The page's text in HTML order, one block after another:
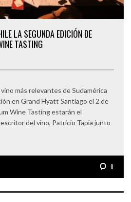
LA SEGUNDA EDICIÓN DE
TASTING
más relevantes de Sudamérica
en Grand Hyatt Santiago el 2 de
Wine Tasting estarán el
del vino, Patricio Tapia junto
0